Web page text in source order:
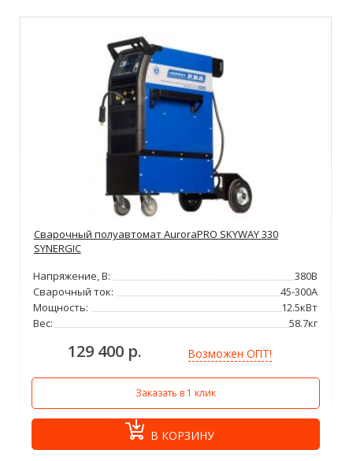
Сварочный полуавтомат AuroraPRO SKYWAY 330
SYNERGIC
Напряжение, В:
380В
Сварочный ток:
45-300А
Мощность:
12.5кВт
Вес:
58.7кг
129 400 р. Возможен ОПТ!
Заказать в 1 клик
В КОРЗИНУ